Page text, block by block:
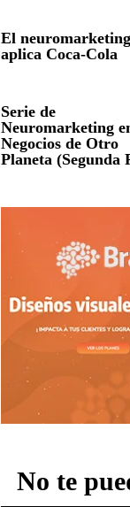
El
aplica Coca-Cola
Serie de
Neuromarketing
Negocios de Otro
Planeta (Segunda
No te